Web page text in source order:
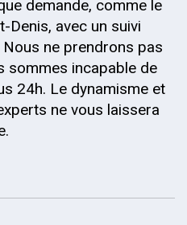
demande, comme le
Denis, avec un suivi
ne prendrons pas
sommes incapable de
24h. Le dynamisme et
ne vous laissera